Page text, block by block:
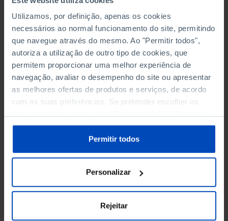
Utilizamos, por definição, apenas os cookies
necessários ao normal funcionamento do site, permitindo
que navegue através do mesmo. Ao "Permitir todos",
autoriza a utilização de outro tipo de cookies, que
permitem proporcionar uma melhor experiência de
navegação, avaliar o desempenho do site ou apresentar
as melhores ofertas de produtos e serviços, de acordo
com as suas preferências. Se pretender escolher os
sobre cookies através da gestão de preferências ou da
Política de Cookies.
Permitir todos
Personalizar
Rejeitar
determinada unidade (identificada por um
número individual), tramitação (fases
processuais), forma (por exemplo através de
fórmulas, requerimentos ou petições) e
decisão. Geralmente, a cada tipo de pedido
deverá corresponder determinada
competência (onde apresentar o pedido) e um
tipo específico de processo (com uma
tramitação própria, requisitos e decisões).
Providência cautelar
No direito civil, refere-se a uma medida